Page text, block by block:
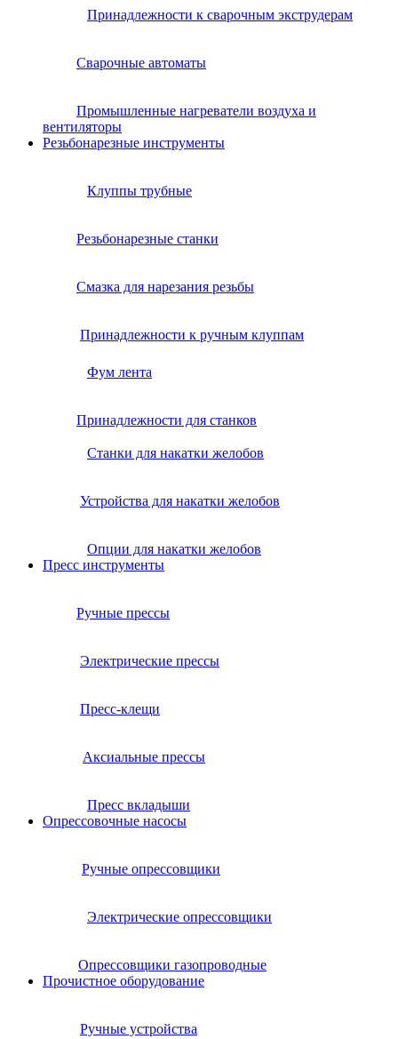
Принадлежности к сварочным экструдерам
Сварочные автоматы
Промышленные нагреватели воздуха и
вентиляторы
Резьбонарезные инструменты
Клуппы трубные
Резьбонарезные станки
Смазка для нарезания резьбы
Принадлежности к ручным клуппам
Фум лента
Принадлежности для станков
Станки для накатки желобов
Устройства для накатки желобов
Опции для накатки желобов
Пресс инструменты
Ручные прессы
Электрические прессы
Пресс-клещи
Аксиальные прессы
Пресс вкладыши
Опрессовочные насосы
Ручные опрессовщики
Электрические опрессовщики
Опрессовщики газопроводные
Прочистное оборудование
Ручные устройства